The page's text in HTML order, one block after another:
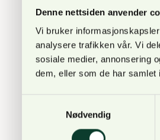
Denne nettsiden anvender
Vi bruker
analysere trafikken vår. Vi
sosiale medier, annonsering
dem, eller som de har samlet
Nødvendig
Landbruksdirektoratet
markberedning) under
skal fakturere sine
– Samtidig ser vi at